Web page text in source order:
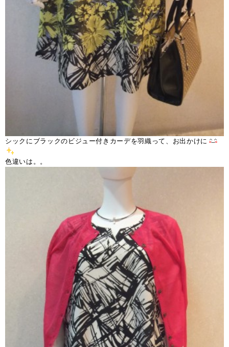
シックにブラックのビジュー付きカーデを羽織って、お出かけに
色違いは。。